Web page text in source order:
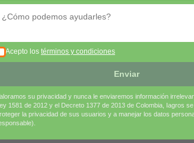
cal para ajustar el pH y mejorar la nutrición.
de coco para sustratos personalizados.
para mejorar suelos arenosos o arcillosos.
y la humedad para evitar deterioro.
Acepto los términos y condiciones
Enviar
su privacidad y nunca le enviaremos información
1581 de 2012 y el Decreto 1377 de 2013 de Colombia, Iagros
la privacidad de sus usuarios y a manejar los datos